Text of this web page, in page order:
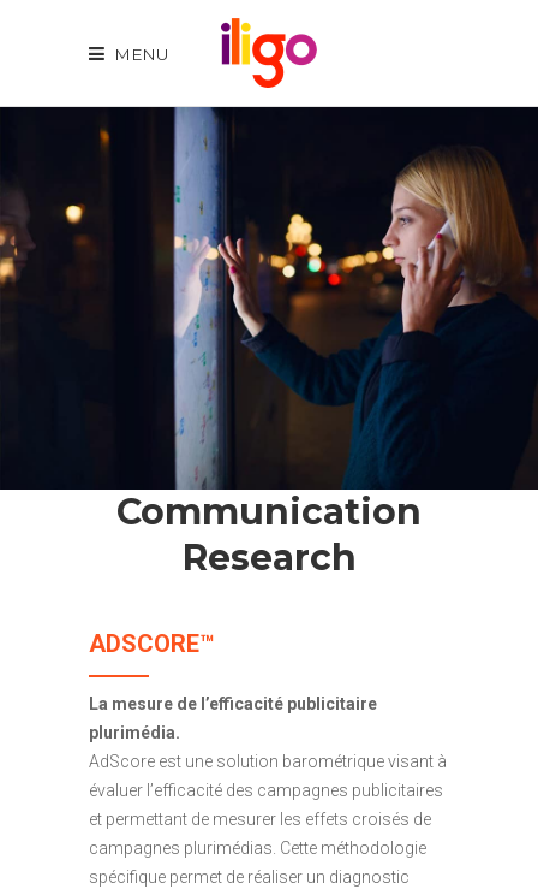
MENU
Communication
Research
ADSCORE™
La mesure de l’efficacité publicitaire
plurimédia.
AdScore est une solution barométrique visant à
évaluer l’efficacité des campagnes publicitaires
et permettant de mesurer les effets croisés de
campagnes plurimédias. Cette méthodologie
spécifique permet de réaliser un diagnostic